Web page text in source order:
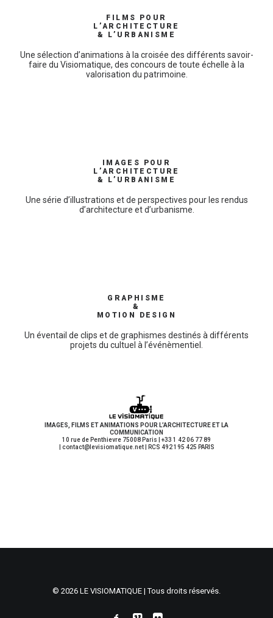
FILMS POUR
L’ARCHITECTURE
& L’URBANISME
Une sélection d’animations à la croisée des différents savoir-
faire du Visiomatique, des concours de toute échelle à la
valorisation du patrimoine.
IMAGES POUR
L’ARCHITECTURE
& L’URBANISME
Une série d’illustrations et de perspectives pour les rendus
d’architecture et d’urbanisme.
GRAPHISME
&
MOTION DESIGN
Un éventail de clips et de graphismes destinés à différents
projets du cultuel à l’événèmentiel.
IMAGES, FILMS ET ANIMATIONS POUR L’ARCHITECTURE ET LA
COMMUNICATION
10 rue de Penthievre 75008 Paris | +33 1 42 06 77 89
| contact@levisiomatique.net | RCS 492 195 425 PARIS
© 2026 LE VISIOMATIQUE | Tous droits réservés.